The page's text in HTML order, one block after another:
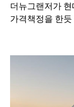
더뉴그랜저가
가격책정을 한듯